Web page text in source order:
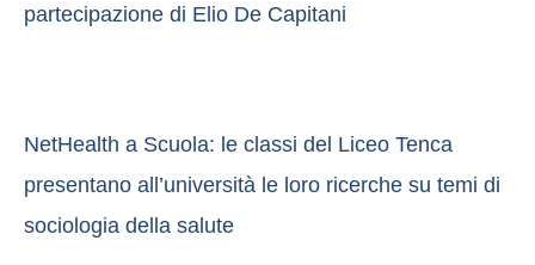
partecipazione di Elio De Capitani
NetHealth a Scuola: le classi del Liceo Tenca
presentano all’università le loro ricerche su temi di
sociologia della salute